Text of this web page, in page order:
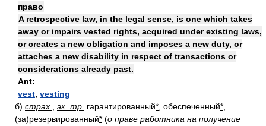
право
A retrospective law, in the legal sense, is one which takes
away or impairs vested rights, acquired under existing laws,
or creates a new obligation and imposes a new duty, or
attaches a new disability in respect of transactions or
considerations already past.
Ant:
vest, vesting
б) страх. эк. тр. гарантированный* , обеспеченный*
(за)резервированный* (о праве работника на получение